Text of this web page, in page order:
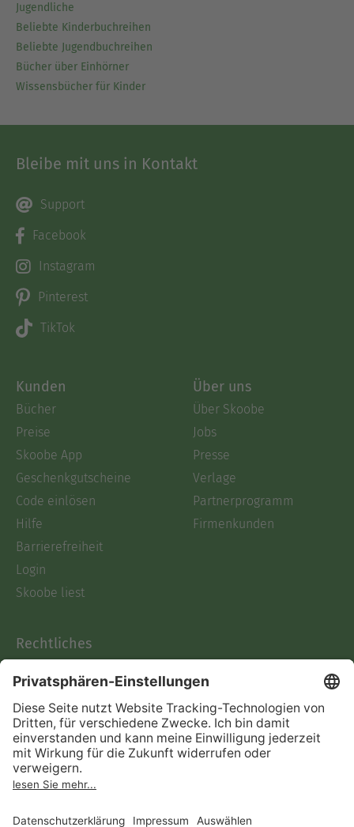
Jugendliche
Beliebte Kinderbuchreihen
Beliebte Jugendbuchreihen
Bücher über Einhörner
Wissensbücher für Kinder
Bleibe mit uns in Kontakt
Support
Facebook
Instagram
Pinterest
TikTok
Kunden
Bücher
Preise
Skoobe App
Geschenkgutscheine
Code einlösen
Hilfe
Barrierefreiheit
Login
Skoobe liest
Über uns
Über Skoobe
Jobs
Presse
Verlage
Partnerprogramm
Firmenkunden
Rechtliches
AGB
Informationen nach Data
Act
Verträge hier kündigen
Impressum